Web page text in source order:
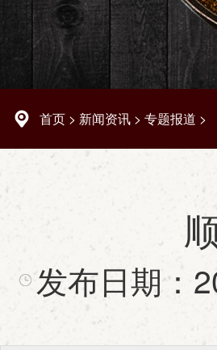
首页 > 新闻资讯 > 专题报道 >
发布日期：